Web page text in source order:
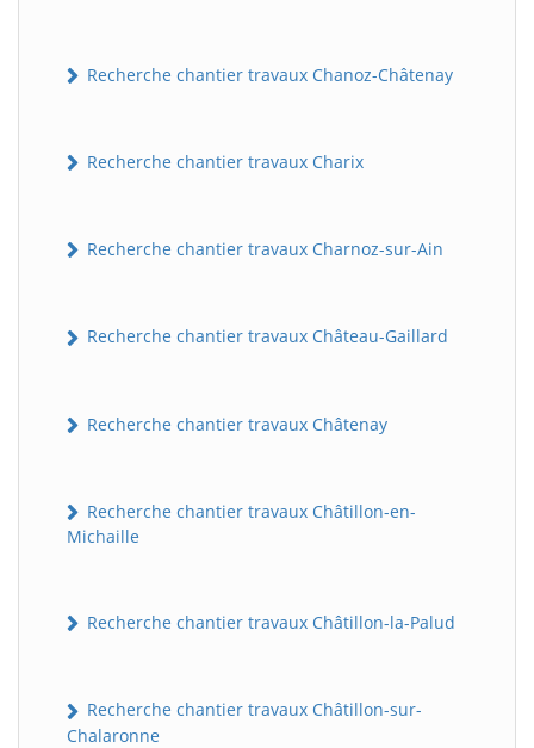
Recherche chantier travaux Chanoz-Châtenay
Recherche chantier travaux Charix
Recherche chantier travaux Charnoz-sur-Ain
Recherche chantier travaux Château-Gaillard
Recherche chantier travaux Châtenay
Recherche chantier travaux Châtillon-en-
Michaille
Recherche chantier travaux Châtillon-la-Palud
Recherche chantier travaux Châtillon-sur-
Chalaronne